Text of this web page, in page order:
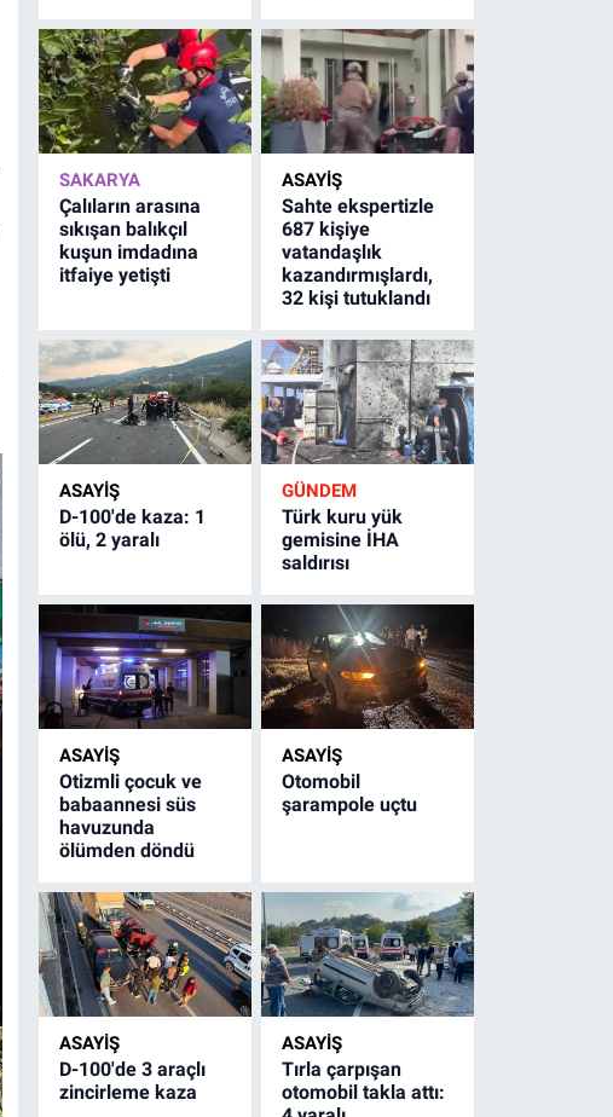
SAKARYA
Çalıların arasına
sıkışan balıkçıl
kuşun imdadına
itfaiye yetişti
ASAYİŞ
Sahte ekspertizle
687 kişiye
vatandaşlık
kazandırmışlardı,
32 kişi tutuklandı
ASAYİŞ
D-100'de kaza: 1
ölü, 2 yaralı
GÜNDEM
Türk kuru yük
gemisine İHA
saldırısı
ASAYİŞ
Otizmli çocuk ve
babaannesi süs
havuzunda
ölümden döndü
ASAYİŞ
Otomobil
şarampole uçtu
ASAYİŞ
D-100'de 3 araçlı
zincirleme kaza
ASAYİŞ
Tırla çarpışan
otomobil takla attı: